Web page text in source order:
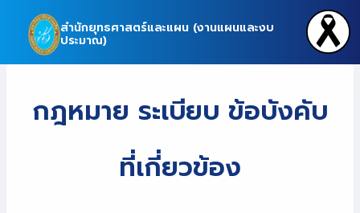
content
สำนักยุทธศาสตร์และแผน (งานแผนและงบ
ประมาณ)
กฎหมาย ระเบียบ ข้อบังคับ
ที่เกี่ยวข้อง